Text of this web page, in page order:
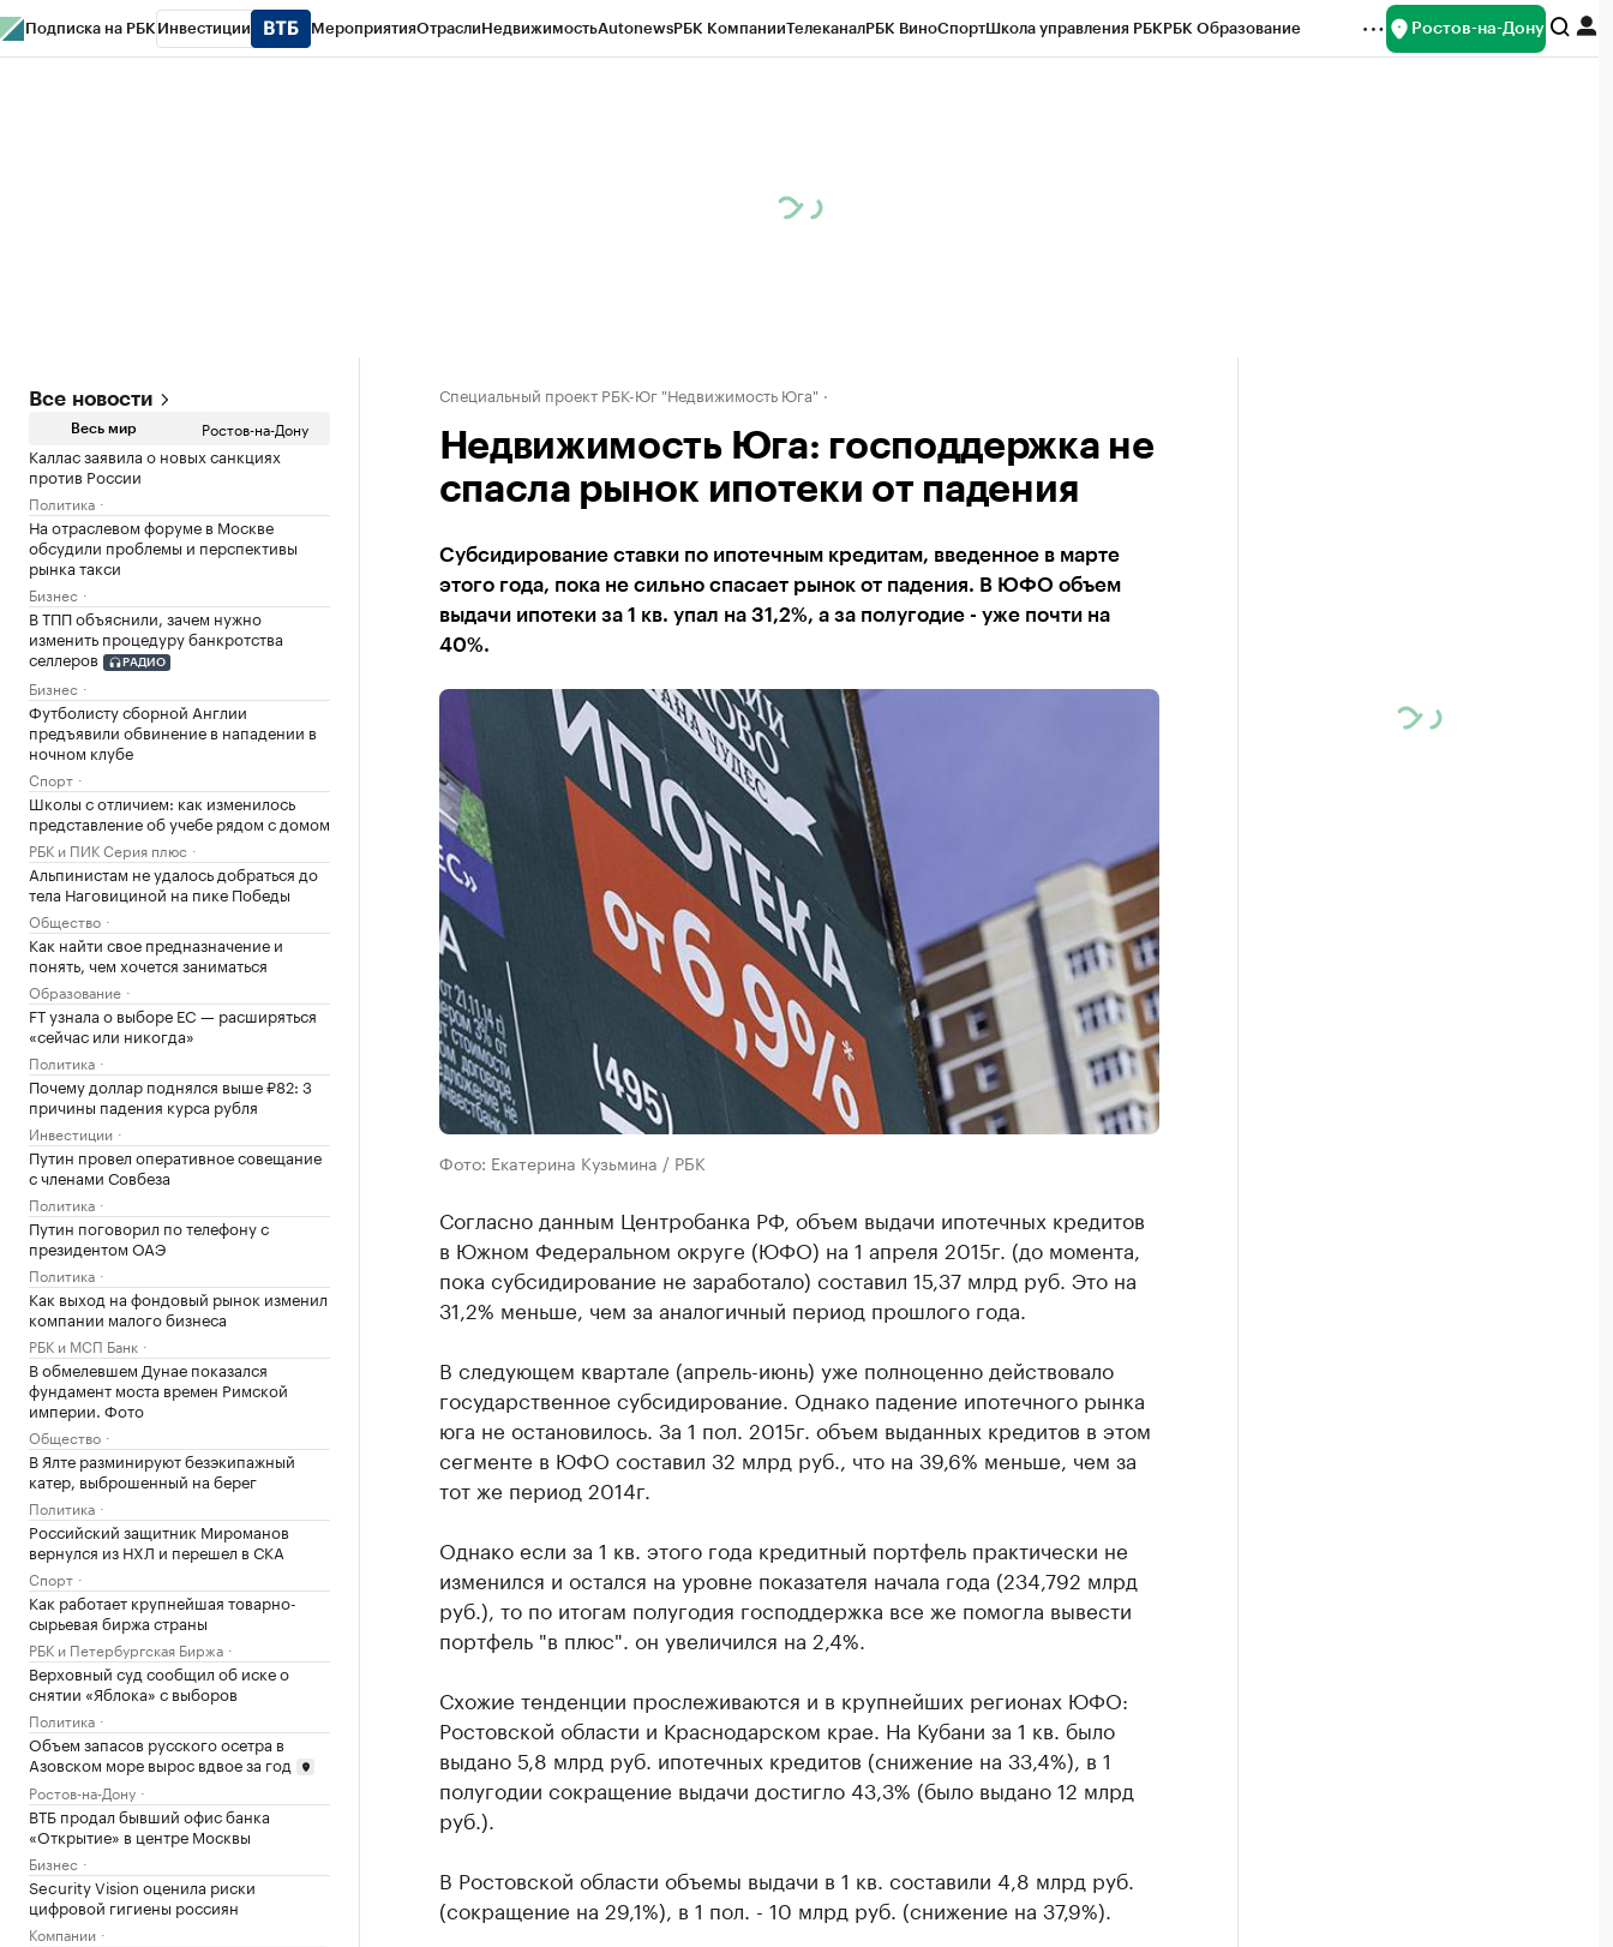
Подписка на РБК Инвестиции МероприятияОтраслиНедвижимостьAutonewsРБК КомпанииТелеканалРБК ВиноСпортШкола управления РБКРБК Образование Ростов-на-Дону
Все новости
Весь мир Ростов-на-Дону
Каллас заявила о новых санкциях
против России
Политика
На отраслевом форуме в Москве
обсудили проблемы и перспективы
рынка такси
Бизнес
В ТПП объяснили, зачем нужно
изменить процедуру банкротства
селлеров
РАДИО
Бизнес
Футболисту сборной Англии
предъявили обвинение в нападении в
ночном клубе
Спорт
Школы с отличием: как изменилось
представление об учебе рядом с домом
РБК и ПИК Серия плюс
Альпинистам не удалось добраться до
тела Наговициной на пике Победы
Общество
Как найти свое предназначение и
понять, чем хочется заниматься
Образование
FT узнала о выборе ЕС — расширяться
«сейчас или никогда»
Политика
Почему доллар поднялся выше ₽82: 3
причины падения курса рубля
Инвестиции
Путин провел оперативное совещание
с членами Совбеза
Политика
Путин поговорил по телефону с
президентом ОАЭ
Политика
Как выход на фондовый рынок изменил
компании малого бизнеса
РБК и МСП Банк
В обмелевшем Дунае показался
фундамент моста времен Римской
империи. Фото
Общество
В Ялте разминируют безэкипажный
катер, выброшенный на берег
Политика
Российский защитник Мироманов
вернулся из НХЛ и перешел в СКА
Спорт
Как работает крупнейшая товарно-
сырьевая биржа страны
РБК и Петербургская Биржа
Верховный суд сообщил об иске о
снятии «Яблока» с выборов
Политика
Объем запасов русского осетра в
Азовском море вырос вдвое за год
Ростов-на-Дону
ВТБ продал бывший офис банка
«Открытие» в центре Москвы
Бизнес
Security Vision оценила риски
цифровой гигиены россиян
Компании
Специальный проект РБК-Юг "Недвижимость Юга"
Недвижимость Юга: господдержка не
спасла рынок ипотеки от падения
Субсидирование ставки по ипотечным кредитам, введенное в марте
этого года, пока не сильно спасает рынок от падения. В ЮФО объем
выдачи ипотеки за 1 кв. упал на 31,2%, а за полугодие - уже почти на
40%.
Фото: Екатерина Кузьмина / РБК
Согласно данным Центробанка РФ, объем выдачи ипотечных кредитов
в Южном Федеральном округе (ЮФО) на 1 апреля 2015г. (до момента,
пока субсидирование не заработало) составил 15,37 млрд руб. Это на
31,2% меньше, чем за аналогичный период прошлого года.
В следующем квартале (апрель-июнь) уже полноценно действовало
государственное субсидирование. Однако падение ипотечного рынка
юга не остановилось. За 1 пол. 2015г. объем выданных кредитов в этом
сегменте в ЮФО составил 32 млрд руб., что на 39,6% меньше, чем за
тот же период 2014г.
Однако если за 1 кв. этого года кредитный портфель практически не
изменился и остался на уровне показателя начала года (234,792 млрд
руб.), то по итогам полугодия господдержка все же помогла вывести
портфель "в плюс". он увеличился на 2,4%.
Схожие тенденции прослеживаются и в крупнейших регионах ЮФО:
Ростовской области и Краснодарском крае. На Кубани за 1 кв. было
выдано 5,8 млрд руб. ипотечных кредитов (снижение на 33,4%), в 1
полугодии сокращение выдачи достигло 43,3% (было выдано 12 млрд
руб.).
В Ростовской области объемы выдачи в 1 кв. составили 4,8 млрд руб.
(сокращение на 29,1%), в 1 пол. - 10 млрд руб. (снижение на 37,9%).